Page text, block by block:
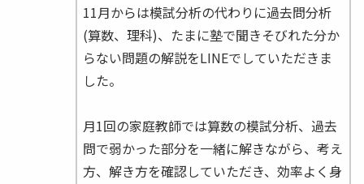
11月からは模試分析の代わりに過去問分析
(算数、理科)、たまに塾で聞きそびれた分か
らない問題の解説をLINEでしていただきま
した。
月1回の家庭教師では算数の模試分析、過去
問で弱かった部分を一緒に解きながら、考え
方、解き方を確認していただき、効率よく身